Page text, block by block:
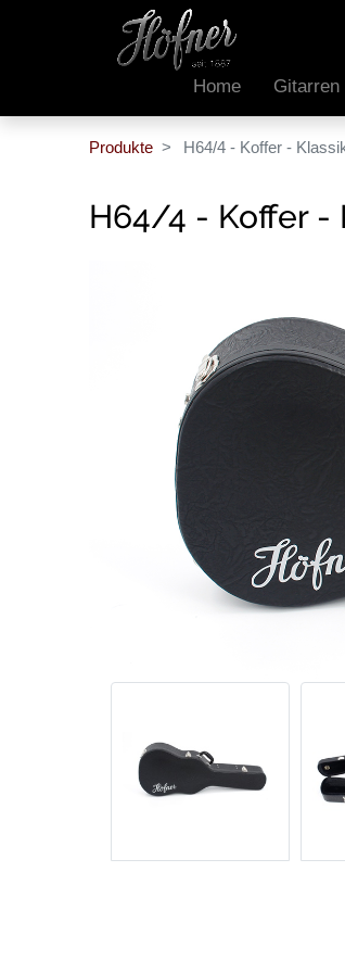
Home
Produkte H64/4 - Koffer -
H64/4 - Koffer -